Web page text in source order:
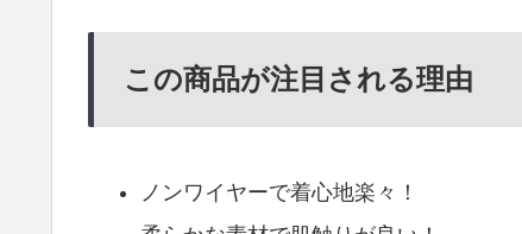
この商品が注目される理由
ノンワイヤーで着心地楽々！